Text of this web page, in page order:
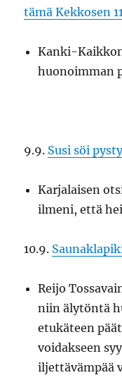
tämä Kekkosen
Kanki-
huonoimman
9.9. Susi söi
Karjalaisen
ilmeni, että
10.9.
Reijo
niin älytöntä
etukäteen
voidakseen
iljettävämpää